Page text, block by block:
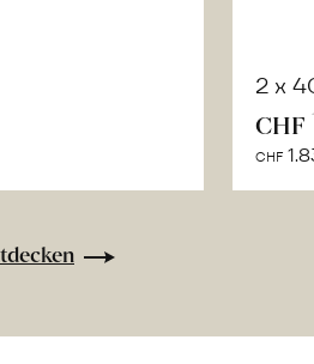
2 x
CHF
CHF